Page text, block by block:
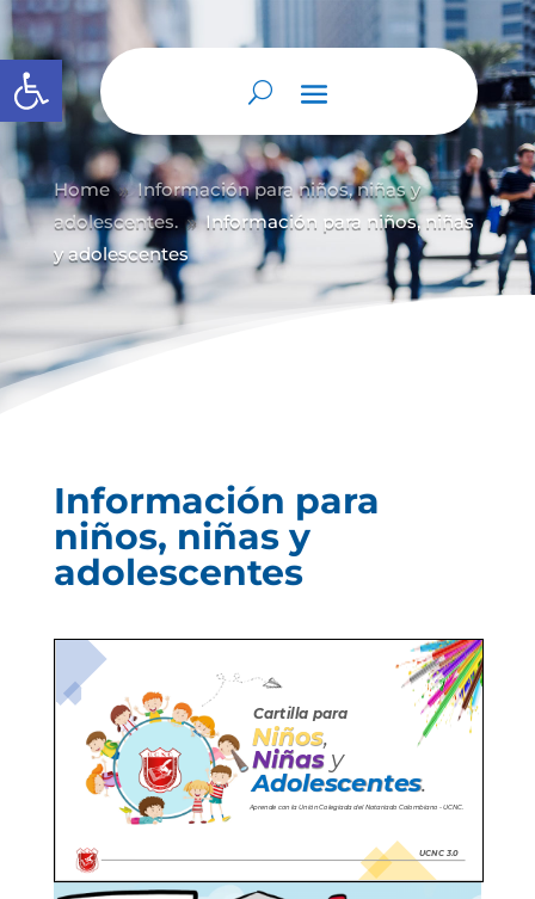
Abrir barra de herramientas
Home 9 Información para niños, niñas y
adolescentes. 9 Información para niños, niñas
y adolescentes
Información para
niños, niñas y
adolescentes